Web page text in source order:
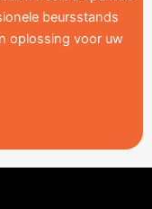
beursstands
oplossing voor uw